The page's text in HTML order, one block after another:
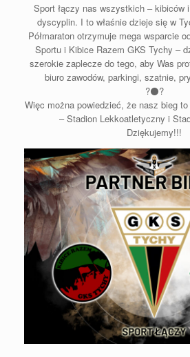
Sport łączy nas wszystkich – kibiców
dyscyplin. I to właśnie dzieje się w
Półmaraton otrzymuje mega wsparcie
Sportu i Kibice Razem GKS Tychy –
szerokie zaplecze do tego, aby Was
biuro zawodów, parkingi, szatnie,
?⚫️?
Więc można powiedzieć, że nasz bieg
– Stadion Lekkoatletyczny i
Dziękujemy!!!